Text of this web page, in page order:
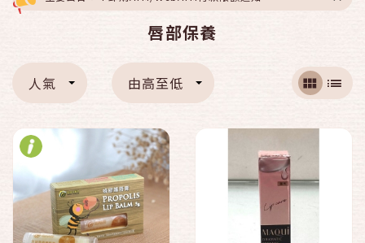
唇部保養
人氣 由高至低